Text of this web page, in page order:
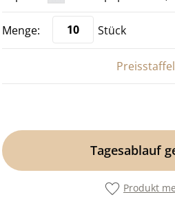
Stück
Preisstaffel
Tagesablauf
Produkt